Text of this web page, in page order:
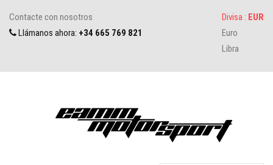
Divisa : EUR
Euro
Libra
Contacte con nosotros
Llámanos ahora: +34 665 769 821